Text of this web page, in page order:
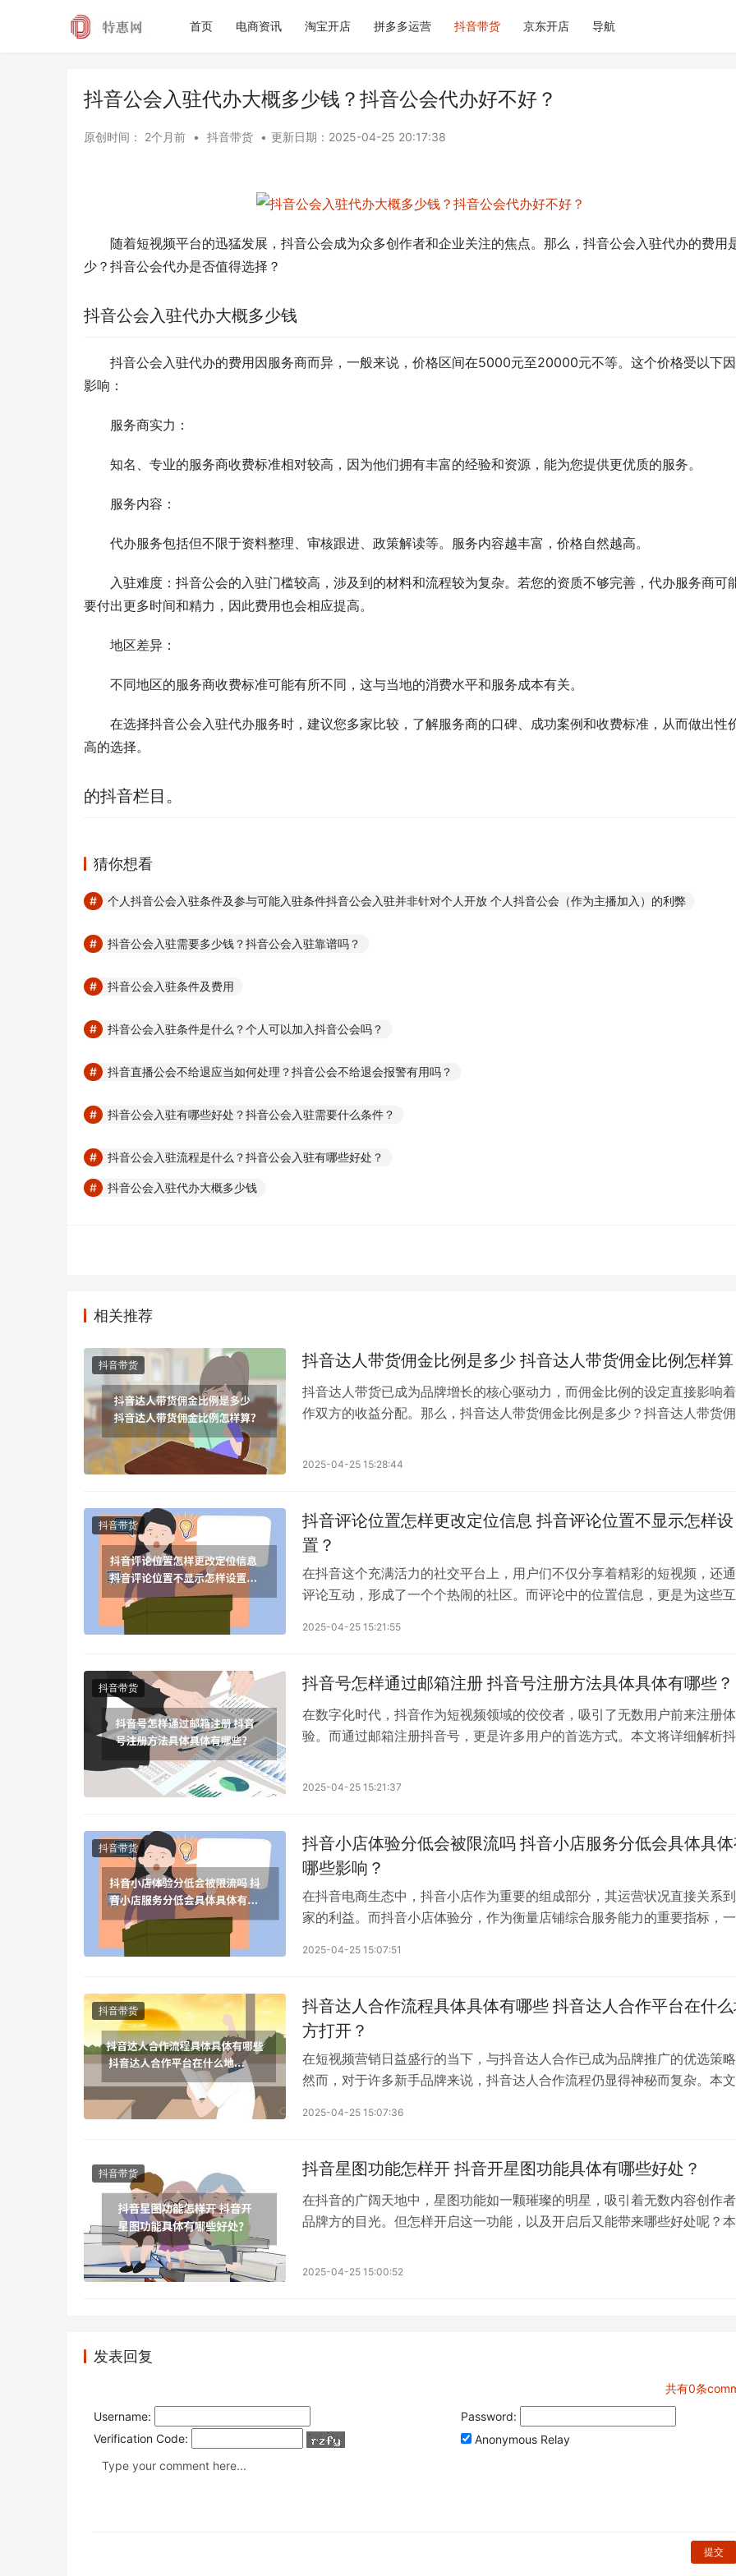
首页 电商资讯 淘宝开店 拼多多运营 抖音带货 京东开店 导航
抖音公会入驻代办大概多少钱？抖音公会代办好不好？
原创时间： 2个月前 • 抖音带货 • 更新日期： 2025-04-25 20:17:38
随着短视频平台的迅猛发展，抖音公会成为众多创作者和企业关注的焦点。那么，抖音公会入驻代办的费用
少？抖音公会代办是否值得选择？
抖音公会入驻代办大概多少钱
抖音公会入驻代办的费用因服务商而异，一般来说，价格区间在5000元至20000元不等。这个价格受以下
影响：
服务商实力：
知名、专业的服务商收费标准相对较高，因为他们拥有丰富的经验和资源，能为您提供更优质的服务。
服务内容：
代办服务包括但不限于资料整理、审核跟进、政策解读等。服务内容越丰富，价格自然越高。
入驻难度：抖音公会的入驻门槛较高，涉及到的材料和流程较为复杂。若您的资质不够完善，代办服务商可
要付出更多时间和精力，因此费用也会相应提高。
地区差异：
不同地区的服务商收费标准可能有所不同，这与当地的消费水平和服务成本有关。
在选择抖音公会入驻代办服务时，建议您多家比较，了解服务商的口碑、成功案例和收费标准，从而做出性
高的选择。
的抖音栏目。
猜你想看
个人抖音公会入驻条件及参与可能入驻条件抖音公会入驻并非针对个人开放 个人抖音公会（作为主播加入）的利弊
抖音公会入驻需要多少钱？抖音公会入驻靠谱吗？
抖音公会入驻条件及费用
抖音公会入驻条件是什么？个人可以加入抖音公会吗？
抖音直播公会不给退应当如何处理？抖音公会不给退会报警有用吗？
抖音公会入驻有哪些好处？抖音公会入驻需要什么条件？
抖音公会入驻流程是什么？抖音公会入驻有哪些好处？
抖音公会入驻代办大概多少钱
相关推荐
抖音带货 抖音达人带货佣金比例是多少 抖音达人带货佣金比例怎样算
抖音达人带货已成为品牌增长的核心驱动力，而佣金比例的设定直接影响
作双方的收益分配。那么，抖音达人带货佣金比例是多少？抖音达人带货佣
2025-04-25 15:28:44
抖音带货
抖音评论位置怎样更改定位信息 抖音评论位置不显示怎样设
置？
在抖音这个充满活力的社交平台上，用户们不仅分享着精彩的短视频，还
评论互动，形成了一个个热闹的社区。而评论中的位置信息，更是为这些互
经获取了您的位置权限。进入手机设置，找到应用管理，选择抖音，确保...
2025-04-25 15:21:55
抖音带货 抖音号怎样通过邮箱注册 抖音号注册方法具体具体有哪些？
在数字化时代，抖音作为短视频领域的佼佼者，吸引了无数用户前来注册体
验。而通过邮箱注册抖音号，更是许多用户的首选方式。本文将详细解析抖
2025-04-25 15:21:37
抖音带货
抖音小店体验分低会被限流吗 抖音小店服务分低会具体具
哪些影响？
在抖音电商生态中，抖音小店作为重要的组成部分，其运营状况直接关系
家的利益。而抖音小店体验分，作为衡量店铺综合服务能力的重要指标，一
验分过低，说明商家在某一或多个环节存在明显问题，这会直接影响到平台
的...
2025-04-25 15:07:51
抖音带货
抖音达人合作流程具体具体有哪些 抖音达人合作平台在什
方打开？
在短视频营销日益盛行的当下，与抖音达人合作已成为品牌推广的优选策略
然而，对于许多新手品牌来说，抖音达人合作流程仍显得神秘而复杂。本文
作达人。2.筛选合适达人：根据品牌定位和目标受众，筛选与品牌调性...
2025-04-25 15:07:36
抖音带货 抖音星图功能怎样开 抖音开星图功能具体有哪些好处？
在抖音的广阔天地中，星图功能如一颗璀璨的明星，吸引着无数内容创作
品牌方的目光。但怎样开启这一功能，以及开启后又能带来哪些好处呢？本
2025-04-25 15:00:52
发表回复
共有0条
Username:
Password:
Verification Code:
Anonymous Relay
提交